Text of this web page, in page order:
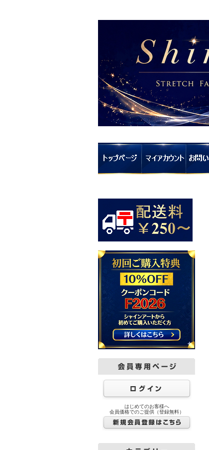
はじめてのお客様へ
会員価格でのご提供（登録無料）